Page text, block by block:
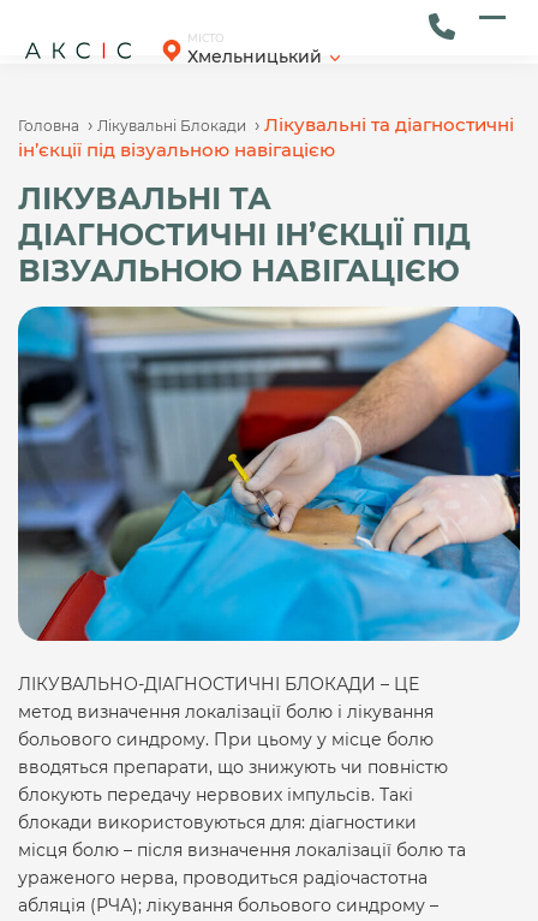
content
МІСТО
Хмельницький
Головна › Лікувальні Блокади › Лікувальні та діагностичні
ін’єкції під візуальною навігацією
ЛІКУВАЛЬНІ ТА
ДІАГНОСТИЧНІ ІН’ЄКЦІЇ ПІД
ВІЗУАЛЬНОЮ НАВІГАЦІЄЮ
ЛІКУВАЛЬНО-ДІАГНОСТИЧНІ БЛОКАДИ – ЦЕ
метод визначення локалізації болю і лікування
больового синдрому. При цьому у місце болю
вводяться препарати, що знижують чи повністю
блокують передачу нервових імпульсів. Такі
блокади використовуються для: діагностики
місця болю – після визначення локалізації болю та
ураженого нерва, проводиться радіочастотна
абляція (РЧА); лікування больового синдрому –